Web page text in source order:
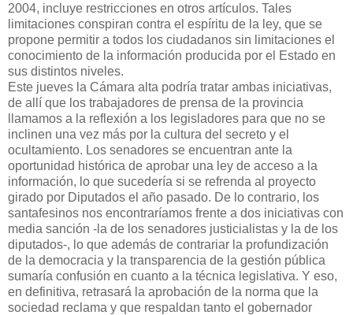
2004, incluye restricciones en otros artículos. Tales
limitaciones conspiran contra el espíritu de la ley, que se
propone permitir a todos los ciudadanos sin limitaciones el
conocimiento de la información producida por el Estado en
sus distintos niveles.
Este jueves la Cámara alta podría tratar ambas iniciativas,
de allí que los trabajadores de prensa de la provincia
llamamos a la reflexión a los legisladores para que no se
inclinen una vez más por la cultura del secreto y el
ocultamiento. Los senadores se encuentran ante la
oportunidad histórica de aprobar una ley de acceso a la
información, lo que sucedería si se refrenda al proyecto
girado por Diputados el año pasado. De lo contrario, los
santafesinos nos encontraríamos frente a dos iniciativas con
media sanción -la de los senadores justicialistas y la de los
diputados-, lo que además de contrariar la profundización
de la democracia y la transparencia de la gestión pública
sumaría confusión en cuanto a la técnica legislativa. Y eso,
en definitiva, retrasará la aprobación de la norma que la
sociedad reclama y que respaldan tanto el gobernador